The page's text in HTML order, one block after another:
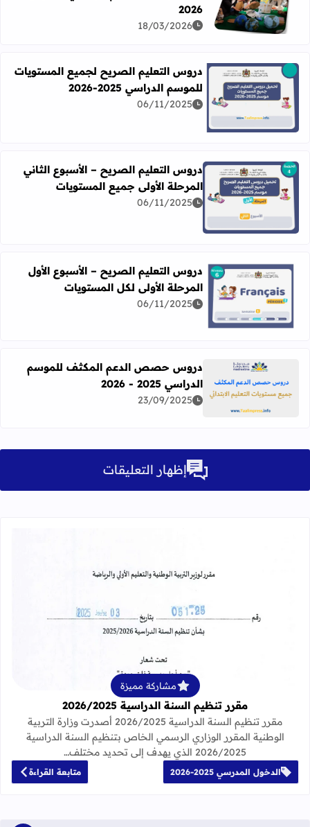
اقرأ المزيد عن دليل تصميم وإنتاج وسائل تعليمية خاصة بسلك
2026
18/03/2026
اقرأ المزيد عن دروس التعليم الصريح لجميع المستويات للموسم
دروس التعليم الصريح لجميع المستويات
للموسم الدراسي 2025-2026
06/11/2025
اقرأ المزيد عن دروس التعليم الصريح – الأسبوع الثاني
دروس التعليم الصريح – الأسبوع الثاني
المرحلة الأولى جميع المستويات
06/11/2025
اقرأ المزيد عن دروس التعليم الصريح – الأسبوع الأول
دروس التعليم الصريح – الأسبوع الأول
المرحلة الأولى لكل المستويات
06/11/2025
اقرأ المزيد عن دروس حصص الدعم المكثف للموسم الدراسي 2025 -
دروس حصص الدعم المكثف للموسم
الدراسي 2025 - 2026
23/09/2025
إظهار التعليقات
قراءة المزيد عن مقرر تنظيم السنة الدراسية
مشاركة مميزة
مقرر تنظيم السنة الدراسية 2026/2025
مقرر تنظيم السنة الدراسية 2026/2025 أصدرت وزارة التربية
الوطنية المقرر الوزاري الرسمي الخاص بتنظيم السنة الدراسية
2026/2025 الذي يهدف إلى تحديد مختلف…
الدخول المدرسي 2025-2026 متابعة القراءة